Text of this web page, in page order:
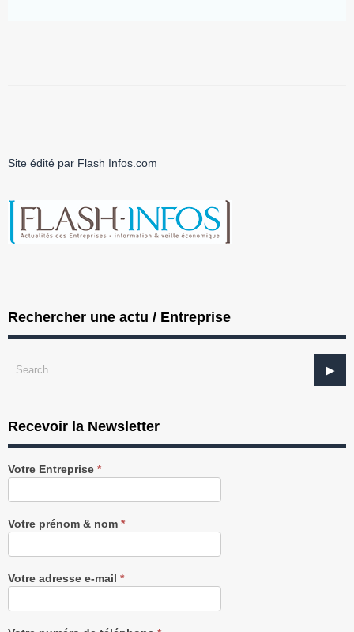
Site édité par Flash Infos.com
Rechercher une actu / Entreprise
Recevoir la Newsletter
Recevez
notre
gratuitement
Votre Entreprise *
Votre prénom & nom *
Votre adresse e-mail *